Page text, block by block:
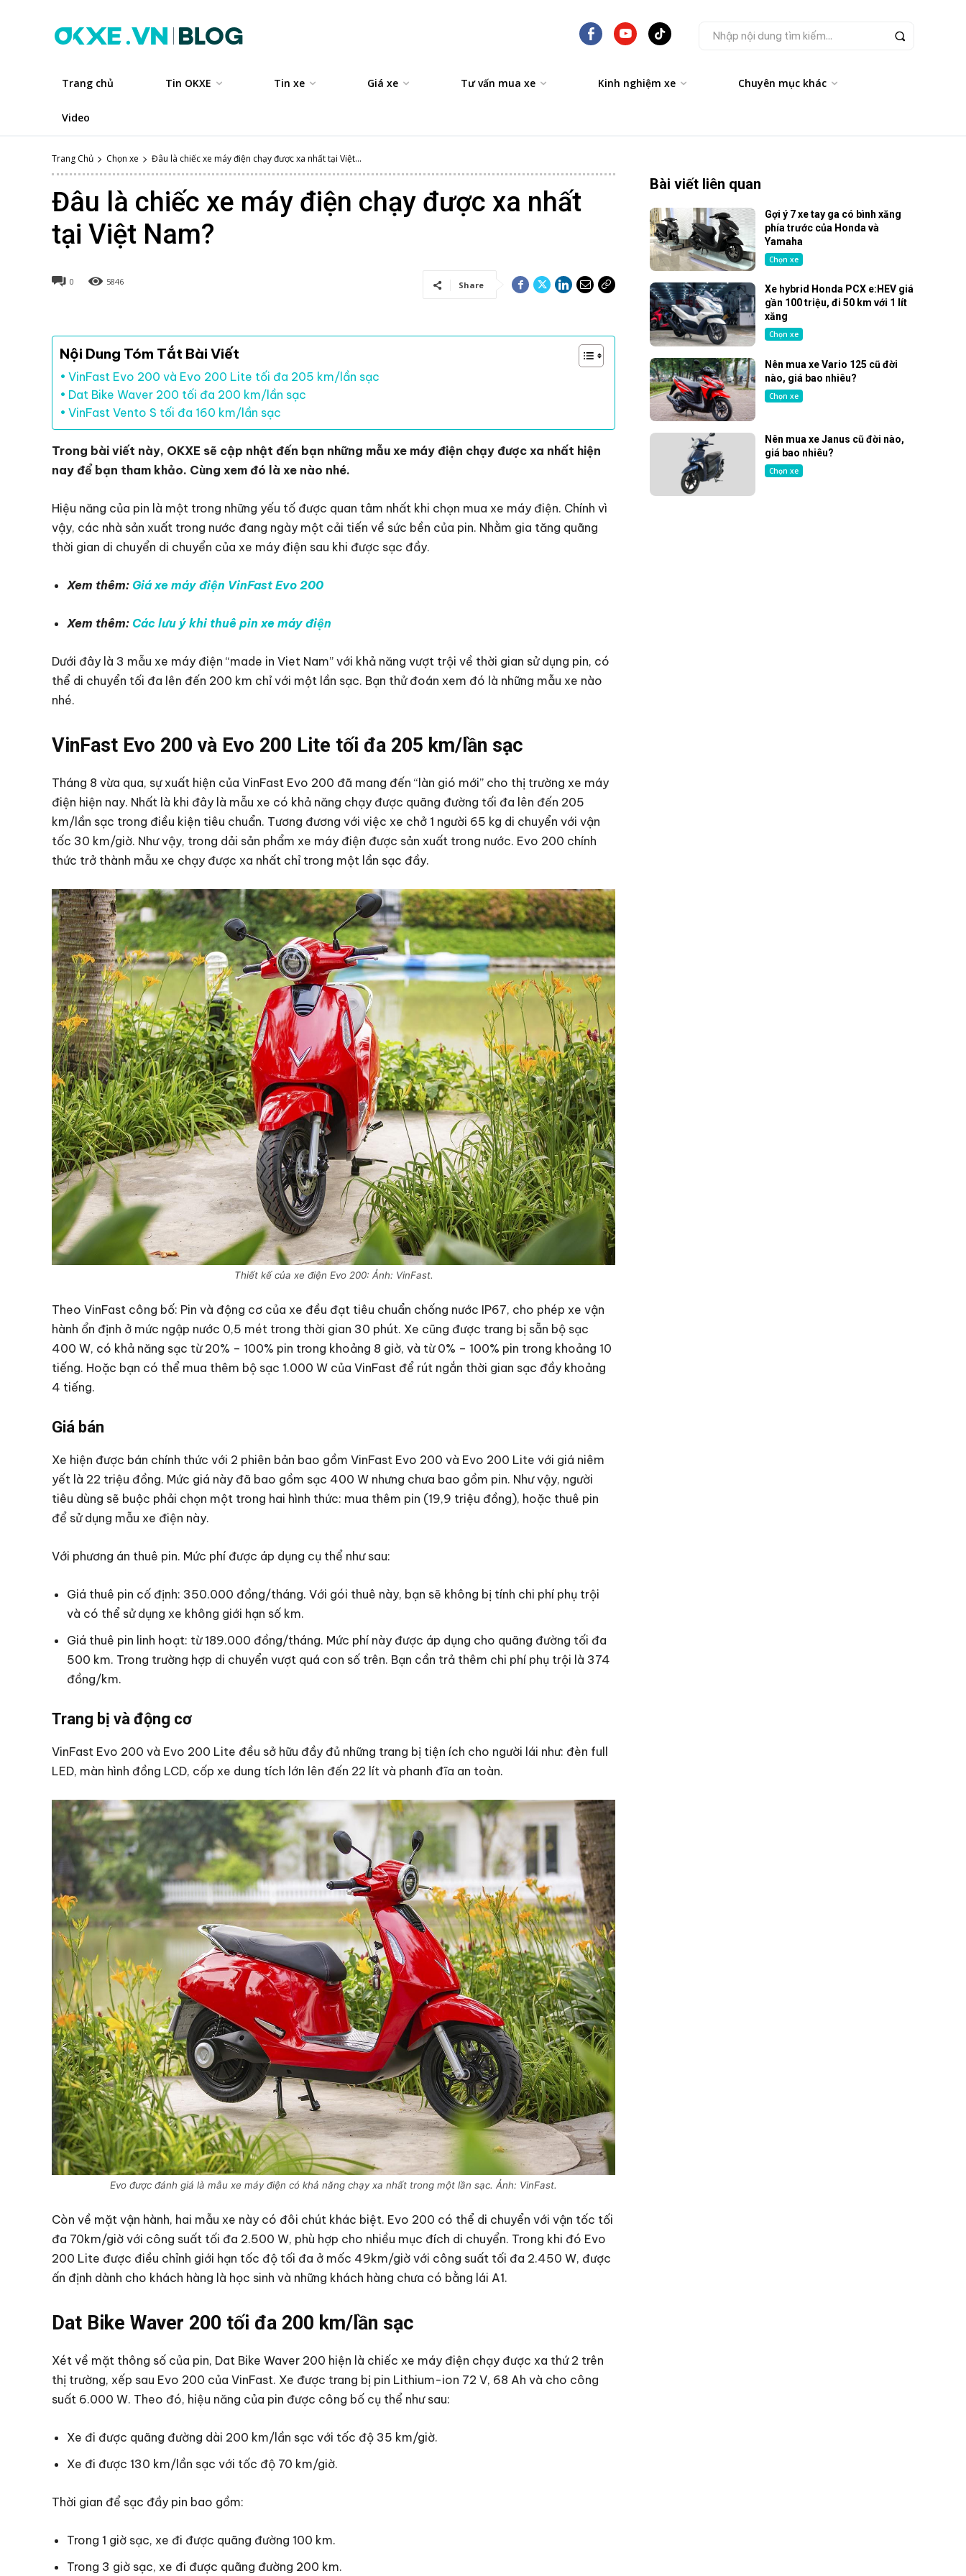
Nhập nội dung tìm kiếm...
Trang chủ Tin OKXE Tin xe Giá xe Tư vấn mua xe Kinh nghiệm xe Chuyên mục khác
Video
Trang Chủ Chọn xe Đâu là chiếc xe máy điện chạy được xa nhất tại Việt...
Đâu là chiếc xe máy điện chạy được xa nhất
tại Việt Nam?
0 5846 Share
Nội Dung Tóm Tắt Bài Viết
VinFast Evo 200 và Evo 200 Lite tối đa 205 km/lần sạc
Dat Bike Waver 200 tối đa 200 km/lần sạc
VinFast Vento S tối đa 160 km/lần sạc
Trong bài viết này, OKXE sẽ cập nhật đến bạn những mẫu xe máy điện chạy được xa nhất hiện
nay để bạn tham khảo. Cùng xem đó là xe nào nhé.
Hiệu năng của pin là một trong những yếu tố được quan tâm nhất khi chọn mua xe máy điện. Chính vì
vậy, các nhà sản xuất trong nước đang ngày một cải tiến về sức bền của pin. Nhằm gia tăng quãng
thời gian di chuyển di chuyển của xe máy điện sau khi được sạc đầy.
Xem thêm: Giá xe máy điện VinFast Evo 200
Xem thêm: Các lưu ý khi thuê pin xe máy điện
Dưới đây là 3 mẫu xe máy điện “made in Viet Nam” với khả năng vượt trội về thời gian sử dụng pin, có
thể di chuyển tối đa lên đến 200 km chỉ với một lần sạc. Bạn thử đoán xem đó là những mẫu xe nào
nhé.
VinFast Evo 200 và Evo 200 Lite tối đa 205 km/lần sạc
Tháng 8 vừa qua, sự xuất hiện của VinFast Evo 200 đã mang đến “làn gió mới” cho thị trường xe máy
điện hiện nay. Nhất là khi đây là mẫu xe có khả năng chạy được quãng đường tối đa lên đến 205
km/lần sạc trong điều kiện tiêu chuẩn. Tương đương với việc xe chở 1 người 65 kg di chuyển với vận
tốc 30 km/giờ. Như vậy, trong dải sản phẩm xe máy điện được sản xuất trong nước. Evo 200 chính
thức trở thành mẫu xe chạy được xa nhất chỉ trong một lần sạc đầy.
Thiết kế của xe điện Evo 200: Ảnh: VinFast.
Theo VinFast công bố: Pin và động cơ của xe đều đạt tiêu chuẩn chống nước IP67, cho phép xe vận
hành ổn định ở mức ngập nước 0,5 mét trong thời gian 30 phút. Xe cũng được trang bị sẵn bộ sạc
400 W, có khả năng sạc từ 20% – 100% pin trong khoảng 8 giờ, và từ 0% – 100% pin trong khoảng 10
tiếng. Hoặc bạn có thể mua thêm bộ sạc 1.000 W của VinFast để rút ngắn thời gian sạc đầy khoảng
4 tiếng.
Giá bán
Xe hiện được bán chính thức với 2 phiên bản bao gồm VinFast Evo 200 và Evo 200 Lite với giá niêm
yết là 22 triệu đồng. Mức giá này đã bao gồm sạc 400 W nhưng chưa bao gồm pin. Như vậy, người
tiêu dùng sẽ buộc phải chọn một trong hai hình thức: mua thêm pin (19,9 triệu đồng), hoặc thuê pin
để sử dụng mẫu xe điện này.
Với phương án thuê pin. Mức phí được áp dụng cụ thể như sau:
Giá thuê pin cố định: 350.000 đồng/tháng. Với gói thuê này, bạn sẽ không bị tính chi phí phụ trội
và có thể sử dụng xe không giới hạn số km.
Giá thuê pin linh hoạt: từ 189.000 đồng/tháng. Mức phí này được áp dụng cho quãng đường tối đa
500 km. Trong trường hợp di chuyển vượt quá con số trên. Bạn cần trả thêm chi phí phụ trội là 374
đồng/km.
Trang bị và động cơ
VinFast Evo 200 và Evo 200 Lite đều sở hữu đầy đủ những trang bị tiện ích cho người lái như: đèn full
LED, màn hình đồng LCD, cốp xe dung tích lớn lên đến 22 lít và phanh đĩa an toàn.
Evo được đánh giá là mẫu xe máy điện có khả năng chạy xa nhất trong một lần sạc. Ảnh: VinFast.
Còn về mặt vận hành, hai mẫu xe này có đôi chút khác biệt. Evo 200 có thể di chuyển với vận tốc tối
đa 70km/giờ với công suất tối đa 2.500 W, phù hợp cho nhiều mục đích di chuyển. Trong khi đó Evo
200 Lite được điều chỉnh giới hạn tốc độ tối đa ở mốc 49km/giờ với công suất tối đa 2.450 W, được
ấn định dành cho khách hàng là học sinh và những khách hàng chưa có bằng lái A1.
Dat Bike Waver 200 tối đa 200 km/lần sạc
Xét về mặt thông số của pin, Dat Bike Waver 200 hiện là chiếc xe máy điện chạy được xa thứ 2 trên
thị trường, xếp sau Evo 200 của VinFast. Xe được trang bị pin Lithium-ion 72 V, 68 Ah và cho công
suất 6.000 W. Theo đó, hiệu năng của pin được công bố cụ thể như sau:
Xe đi được quãng đường dài 200 km/lần sạc với tốc độ 35 km/giờ.
Xe đi được 130 km/lần sạc với tốc độ 70 km/giờ.
Thời gian để sạc đầy pin bao gồm:
Trong 1 giờ sạc, xe đi được quãng đường 100 km.
Trong 3 giờ sạc, xe đi được quãng đường 200 km.
Bài viết liên quan
Gợi ý 7 xe tay ga có bình xăng
phía trước của Honda và
Yamaha
Chọn xe
Xe hybrid Honda PCX e:HEV giá
gần 100 triệu, đi 50 km với 1 lít
xăng
Chọn xe
Nên mua xe Vario 125 cũ đời
nào, giá bao nhiêu?
Chọn xe
Nên mua xe Janus cũ đời nào,
giá bao nhiêu?
Chọn xe